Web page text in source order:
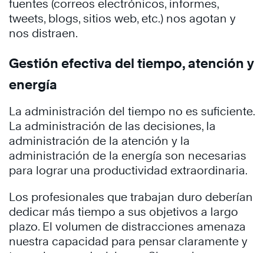
fuentes (correos electrónicos, informes,
tweets, blogs, sitios web, etc.) nos agotan y
nos distraen.
Gestión efectiva del tiempo, atención y
energía
La administración del tiempo no es suficiente.
La administración de las decisiones, la
administración de la atención y la
administración de la energía son necesarias
para lograr una productividad extraordinaria.
Los profesionales que trabajan duro deberían
dedicar más tiempo a sus objetivos a largo
plazo. El volumen de distracciones amenaza
nuestra capacidad para pensar claramente y